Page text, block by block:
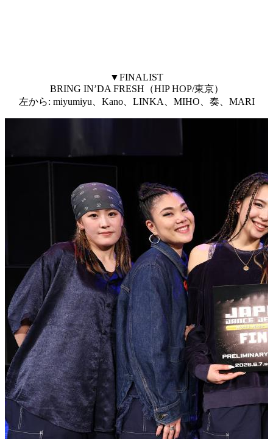
▼FINALIST
BRING IN’DA FRESH（HIP HOP/東京）
左から: miyumiyu、Kano、LINKA、MIHO、奏、MARI